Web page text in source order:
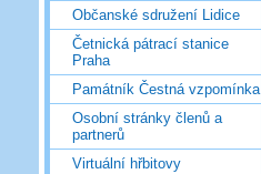
Občanské sdružení Lidice
Četnická pátrací stanice
Praha
Památník Čestná vzpomínka
Osobní stránky členů a
partnerů
Virtuální hřbitovy